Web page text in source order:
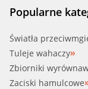
Popularne
Światła
Tuleje wahaczy
Zbiorniki
Zaciski hamulcowe